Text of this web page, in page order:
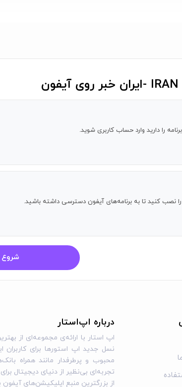
ذخیره و آفلاین بخوانید. می‌توانید از بخش درخواست
را دارید وارد حساب کاربری شوید.
نصب کنید تا به برنامه‌های آیفون دسترسی داشته باشید.
درباره اپ‌استار
اپ استار با ارائه‌ی مجموعه‌ای از
نسل جدید اپ استورها برای
محبوب و پرطرفدار مانند همراه
تجربه‌ای بی‌نظیر از دنیای دیجیتال
از بزرگترین منبع اپلیکیشن‌های آیفون